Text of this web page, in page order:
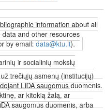
information about all
and other resources
by email:data@ktu.lt).
ir socialinių mokslų
trečiųjų asmenų (institucijų)
LiDA saugomus duomenis.
ar kitokią žalą, ar
saugomus duomenis, arba